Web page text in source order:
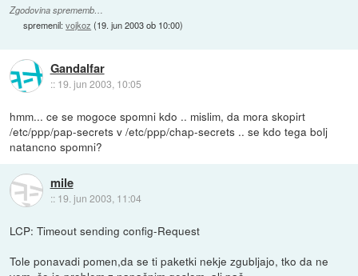
Zgodovina sprememb…
spremenil:vojkoz (19. jun 2003 ob 10:00)
Gandalfar
:: 19. jun 2003, 10:05
hmm... ce se mogoce spomni kdo .. mislim, da mora skopirt
/etc/ppp/pap-secrets v /etc/ppp/chap-secrets .. se kdo tega bolj
natancno spomni?
mile
:: 19. jun 2003, 11:04
LCP: Timeout sending config-Request
Tole ponavadi pomen,da se ti paketki nekje zgubljajo, tko da ne